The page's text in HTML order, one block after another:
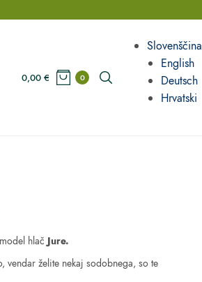
0,00€ 0
Slovenščina
English
Deutsch
Hrvatski
62,80 €
through
hlač Jure.
vendar želite nekaj sodobnega, so te